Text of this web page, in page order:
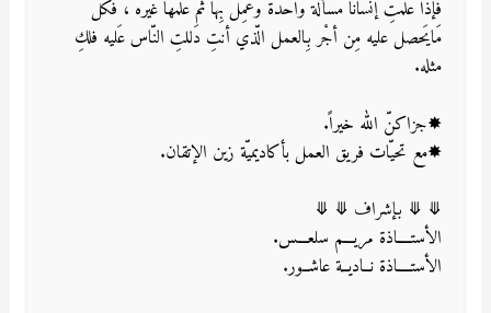
فإذَا علّمتِ إنسَاناً مَسألة وَاحدة وَعمِل بِها ثُمّ علّمها غيره ، فكلّ
مَايَحصل عليه مِن أجْر بِالعمل الّذي أنتِ دَللتِ النّاس عَليه فلكِ
مثله.
✸جزاكنّ الله خيراً.
✸مع تحيّات فريق العمل بأكاديميّة زين الإتقان.
⤋ ⤋ بإشراف ⤋ ⤋
الأستــــاذة مريـــم سلعـــس.
الأستــــاذة نــاديــة عاشــور.